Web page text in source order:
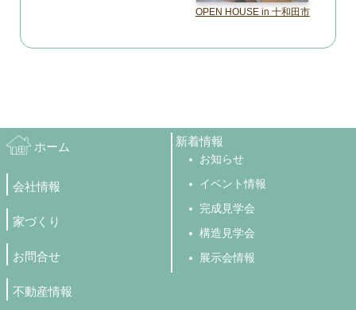
OPEN HOUSE in 十和田市
ホーム
会社情報
家づくり
お問合せ
不動産情報
新着情報
お知らせ
イベント情報
完成見学会
構造見学会
展示会情報